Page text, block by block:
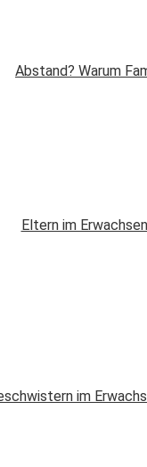
Abstand? Warum
Eltern im
im